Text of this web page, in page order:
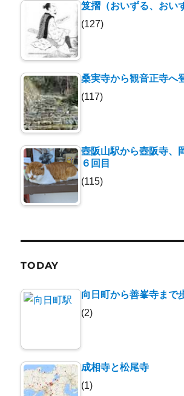
笈摺（おいずる、おい
(127)
桑実寺から観音正寺へ
(117)
壺阪山駅から壺阪寺、
６回目
(115)
TODAY
向日町から善峯寺まで
(2)
成相寺と松尾寺
(1)